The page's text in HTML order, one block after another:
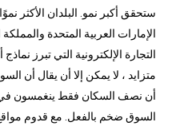
ستحقق أكبر نمو. البلدان الأكثر
الإمارات العربية المتحدة
التجارة الإلكترونية التي تبرز
متزايد ، لا يمكن إلا أن يقال أن
أن نصف السكان فقط ينغمسون في
السوق ضخم بالفعل. مع قدوم